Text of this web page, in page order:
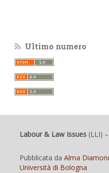
Ultimo numero
Labour & Law Issues (LLI)
Pubblicata da Alma
Università di Bologna